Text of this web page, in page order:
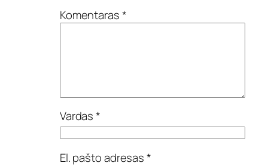
Komentaras*
Vardas*
El. pašto adresas*